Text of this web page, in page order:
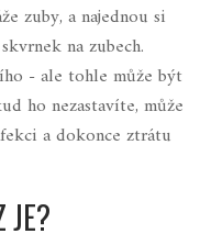
zuby, a najednou si
na zubech.
- ale tohle může být
ho nezastavíte, může
a dokonce ztrátu
JE?